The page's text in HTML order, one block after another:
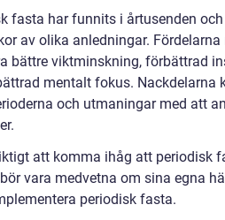
fasta har funnits i årtusenden
av olika anledningar.
bättre viktminskning, förbättrad
mentalt fokus. Nackdelarna
och utmaningar med att
att komma ihåg att periodisk
vara medvetna om sina egna
periodisk fasta.